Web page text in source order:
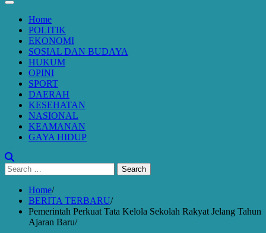
Home
POLITIK
EKONOMI
SOSIAL DAN BUDAYA
HUKUM
OPINI
SPORT
DAERAH
KESEHATAN
NASIONAL
KEAMANAN
GAYA HIDUP
Search
for:
Home
BERITA TERBARU
Pemerintah Perkuat Tata Kelola Sekolah Rakyat Jelang Tahun
Ajaran Baru